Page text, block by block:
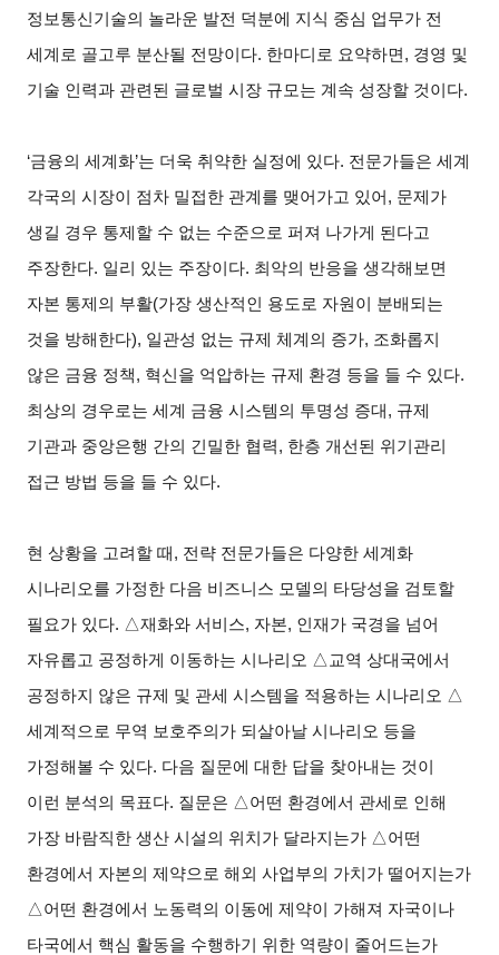
정보통신기술의 놀라운 발전 덕분에 지식 중심 업무가 전
세계로 골고루 분산될 전망이다. 한마디로 요약하면, 경영 및
기술 인력과 관련된 글로벌 시장 규모는 계속 성장할 것이다.
‘금융의 세계화’는 더욱 취약한 실정에 있다. 전문가들은 세계
각국의 시장이 점차 밀접한 관계를 맺어가고 있어, 문제가
생길 경우 통제할 수 없는 수준으로 퍼져 나가게 된다고
주장한다. 일리 있는 주장이다. 최악의 반응을 생각해보면
자본 통제의 부활(가장 생산적인 용도로 자원이 분배되는
것을 방해한다), 일관성 없는 규제 체계의 증가, 조화롭지
않은 금융 정책, 혁신을 억압하는 규제 환경 등을 들 수 있다.
최상의 경우로는 세계 금융 시스템의 투명성 증대, 규제
기관과 중앙은행 간의 긴밀한 협력, 한층 개선된 위기관리
접근 방법 등을 들 수 있다.
현 상황을 고려할 때, 전략 전문가들은 다양한 세계화
시나리오를 가정한 다음 비즈니스 모델의 타당성을 검토할
필요가 있다. △재화와 서비스, 자본, 인재가 국경을 넘어
자유롭고 공정하게 이동하는 시나리오 △ 교역 상대국에서
공정하지 않은 규제 및 관세 시스템을 적용하는 시나리오 △
세계적으로 무역 보호주의가 되살아날 시나리오 등을
가정해볼 수 있다. 다음 질문에 대한 답을 찾아내는 것이
이런 분석의 목표다. 질문은 △어떤 환경에서 관세로 인해
가장 바람직한 생산 시설의 위치가 달라지는가 △어떤
환경에서 자본의 제약으로 해외 사업부의 가치가 떨어지는가
△어떤 환경에서 노동력의 이동에 제약이 가해져 자국이나
타국에서 핵심 활동을 수행하기 위한 역량이 줄어드는가